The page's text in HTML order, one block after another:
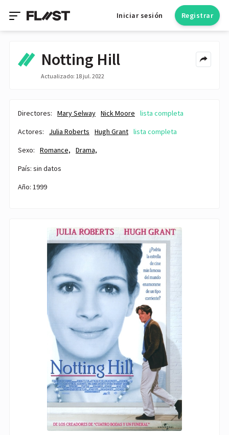
Iniciar sesión Registrar
Notting Hill
Actualizado: 18 jul. 2022
Directores: Mary Selway Nick Moore
lista completa
Actores:
Julia Roberts Hugh Grant lista completa
Sexo:
Romance,
Drama,
País: sin datos
Año: 1999